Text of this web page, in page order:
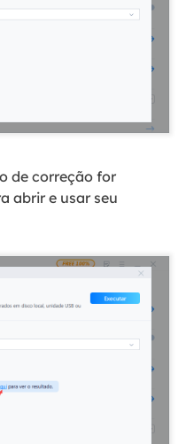
de correção for
abrir e usar seu